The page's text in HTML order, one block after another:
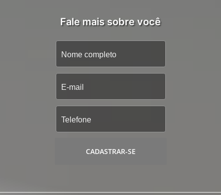
Fale mais sobre você
CADASTRAR-SE